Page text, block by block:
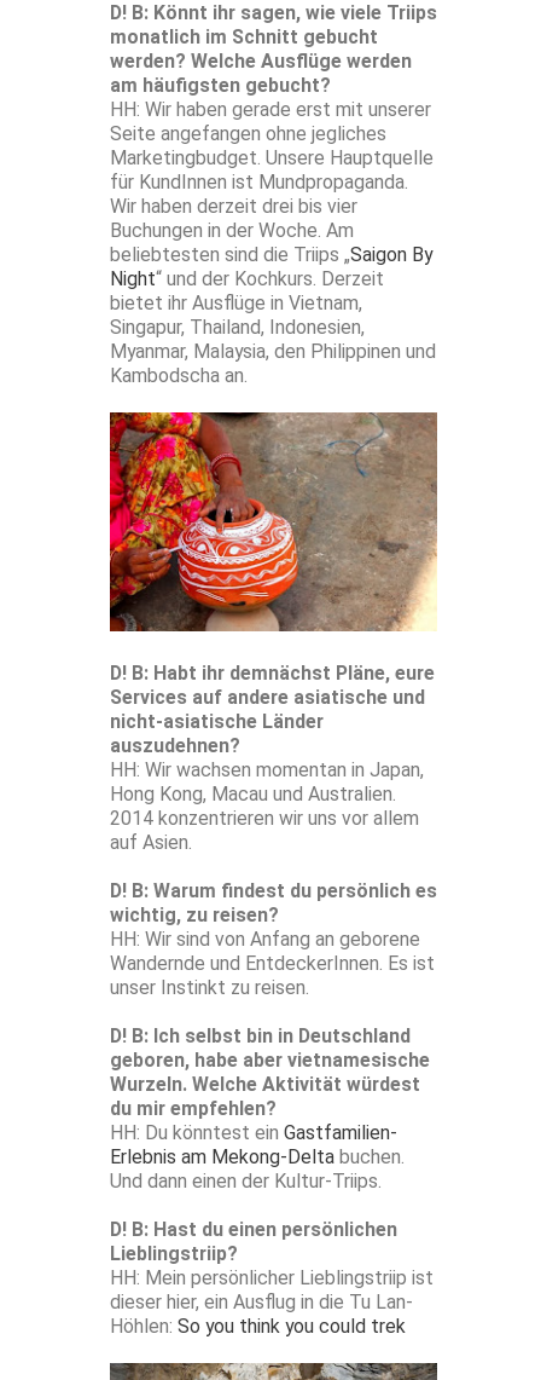
D! B: Könnt ihr sagen, wie viele Triips
monatlich im Schnitt gebucht
werden? Welche Ausflüge werden
am häufigsten gebucht?
HH: Wir haben gerade erst mit unserer
Seite angefangen ohne jegliches
Marketingbudget. Unsere Hauptquelle
für KundInnen ist Mundpropaganda.
Wir haben derzeit drei bis vier
Buchungen in der Woche. Am
beliebtesten sind die Triips „Saigon By
Night“ und der Kochkurs. Derzeit
bietet ihr Ausflüge in Vietnam,
Singapur, Thailand, Indonesien,
Myanmar, Malaysia, den Philippinen und
Kambodscha an.
D! B: Habt ihr demnächst Pläne, eure
Services auf andere asiatische und
nicht-asiatische Länder
auszudehnen?
HH: Wir wachsen momentan in Japan,
Hong Kong, Macau und Australien.
2014 konzentrieren wir uns vor allem
auf Asien.
D! B: Warum findest du persönlich es
wichtig, zu reisen?
HH: Wir sind von Anfang an geborene
Wandernde und EntdeckerInnen. Es ist
unser Instinkt zu reisen.
D! B: Ich selbst bin in Deutschland
geboren, habe aber vietnamesische
Wurzeln. Welche Aktivität würdest
du mir empfehlen?
HH: Du könntest ein Gastfamilien-
Erlebnis am Mekong-Delta buchen.
Und dann einen der Kultur-Triips.
D! B: Hast du einen persönlichen
Lieblingstriip?
HH: Mein persönlicher Lieblingstriip ist
dieser hier, ein Ausflug in die Tu Lan-
Höhlen: So you think you could trek